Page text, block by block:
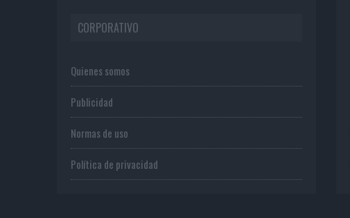
CORPORATIVO
Quienes somos
Publicidad
Normas de uso
Política de privacidad